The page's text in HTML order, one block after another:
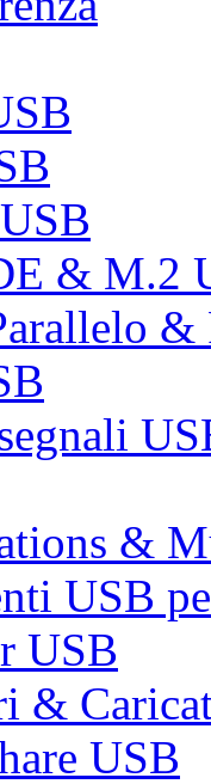
& M.2
&
&
USB
USB
&
USB